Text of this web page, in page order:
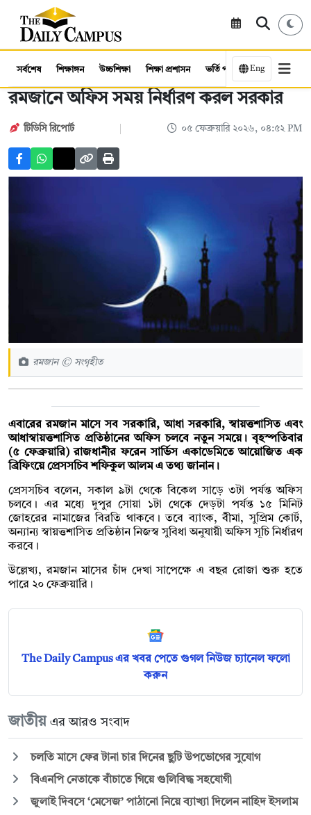
সর্বশেষ শিক্ষাঙ্গন উচ্চশিক্ষা শিক্ষা প্রশাসন ভর্তি পরীক্ষা কর্মসংস্থান
Eng
রমজানে অফিস সময় নির্ধারণ করল সরকার
টিডিসি রিপোর্ট ০৫ ফেব্রুয়ারি ২০২৬, ০৪:৫২ PM
রমজান © সংগৃহীত
এবারের রমজান মাসে সব সরকারি, আধা সরকারি, স্বায়ত্তশাসিত এবং
আধাস্বায়ত্তশাসিত প্রতিষ্ঠানের অফিস চলবে নতুন সময়ে। বৃহস্পতিবার
(৫ ফেব্রুয়ারি) রাজধানীর ফরেন সার্ভিস একাডেমিতে আয়োজিত এক
ব্রিফিংয়ে প্রেসসচিব শফিকুল আলম এ তথ্য জানান।
প্রেসসচিব বলেন, সকাল ৯টা থেকে বিকেল সাড়ে ৩টা পর্যন্ত অফিস
চলবে। এর মধ্যে দুপুর সোয়া ১টা থেকে দেড়টা পর্যন্ত ১৫ মিনিট
জোহরের নামাজের বিরতি থাকবে। তবে ব্যাংক, বীমা, সুপ্রিম কোর্ট,
অন্যান্য স্বায়ত্তশাসিত প্রতিষ্ঠান নিজস্ব সুবিধা অনুযায়ী অফিস সূচি নির্ধারণ
করবে।
উল্লেখ্য, রমজান মাসের চাঁদ দেখা সাপেক্ষে এ বছর রোজা শুরু হতে
পারে ২০ ফেব্রুয়ারি।
The Daily Campus এর খবর পেতে গুগল নিউজ চ্যানেল ফলো
করুন
জাতীয় এর আরও সংবাদ
চলতি মাসে ফের টানা চার দিনের ছুটি উপভোগের সুযোগ
বিএনপি নেতাকে বাঁচাতে গিয়ে গুলিবিদ্ধ সহযোগী
জুলাই দিবসে ‘মেসেজ’ পাঠানো নিয়ে ব্যাখ্যা দিলেন নাহিদ ইসলাম